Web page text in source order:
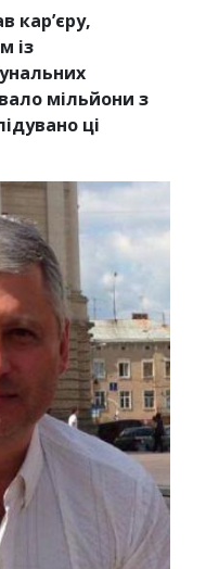
кар’єру,
із
мільйони з
ці